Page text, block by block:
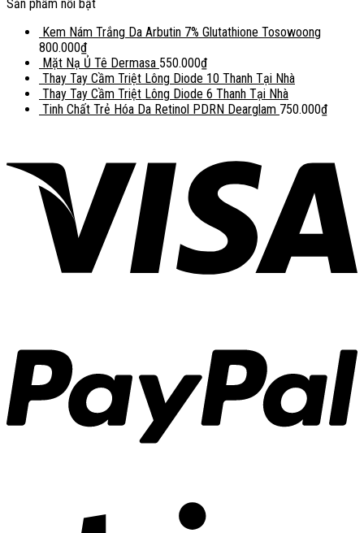
Sản phẩm nổi bật
Kem Nám Trắng Da Arbutin 7% Glutathione Tosowoong
800.000₫
Mặt Nạ Ủ Tê Dermasa 550.000₫
Thay Tay Cầm Triệt Lông Diode 10 Thanh Tại Nhà
Thay Tay Cầm Triệt Lông Diode 6 Thanh Tại Nhà
Tinh Chất Trẻ Hóa Da Retinol PDRN Dearglam 750.000₫